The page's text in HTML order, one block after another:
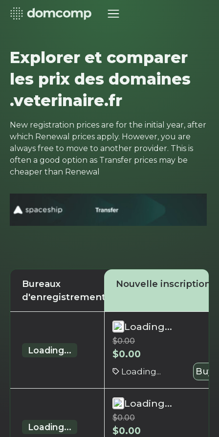
Explorer et comparer
les prix des domaines
.veterinaire.fr
New registration prices are for the initial year, after
which Renewal prices apply. However, you are
always free to move to another provider. This is
often a good option as Transfer prices may be
cheaper than Renewal
Bureaux
d'enregistrement
Nouvelle inscription
Loading...
Loading...
$0.00
$0.00
Loading... Buy
Loading...
Loading...
$0.00
$0.00